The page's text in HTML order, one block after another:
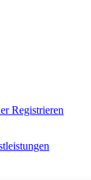
Registrieren